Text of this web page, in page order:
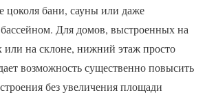
цоколя бани, сауны или даже
бассейном. Для домов, выстроенных на
или на склоне, нижний этаж просто
возможность существенно повысить
без увеличения площади